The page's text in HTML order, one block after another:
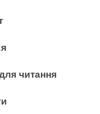
читання